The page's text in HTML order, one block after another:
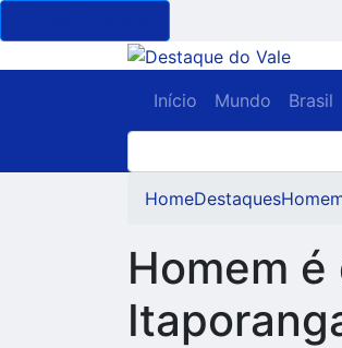
Início Mundo Brasil
HomeDestaques
Homem